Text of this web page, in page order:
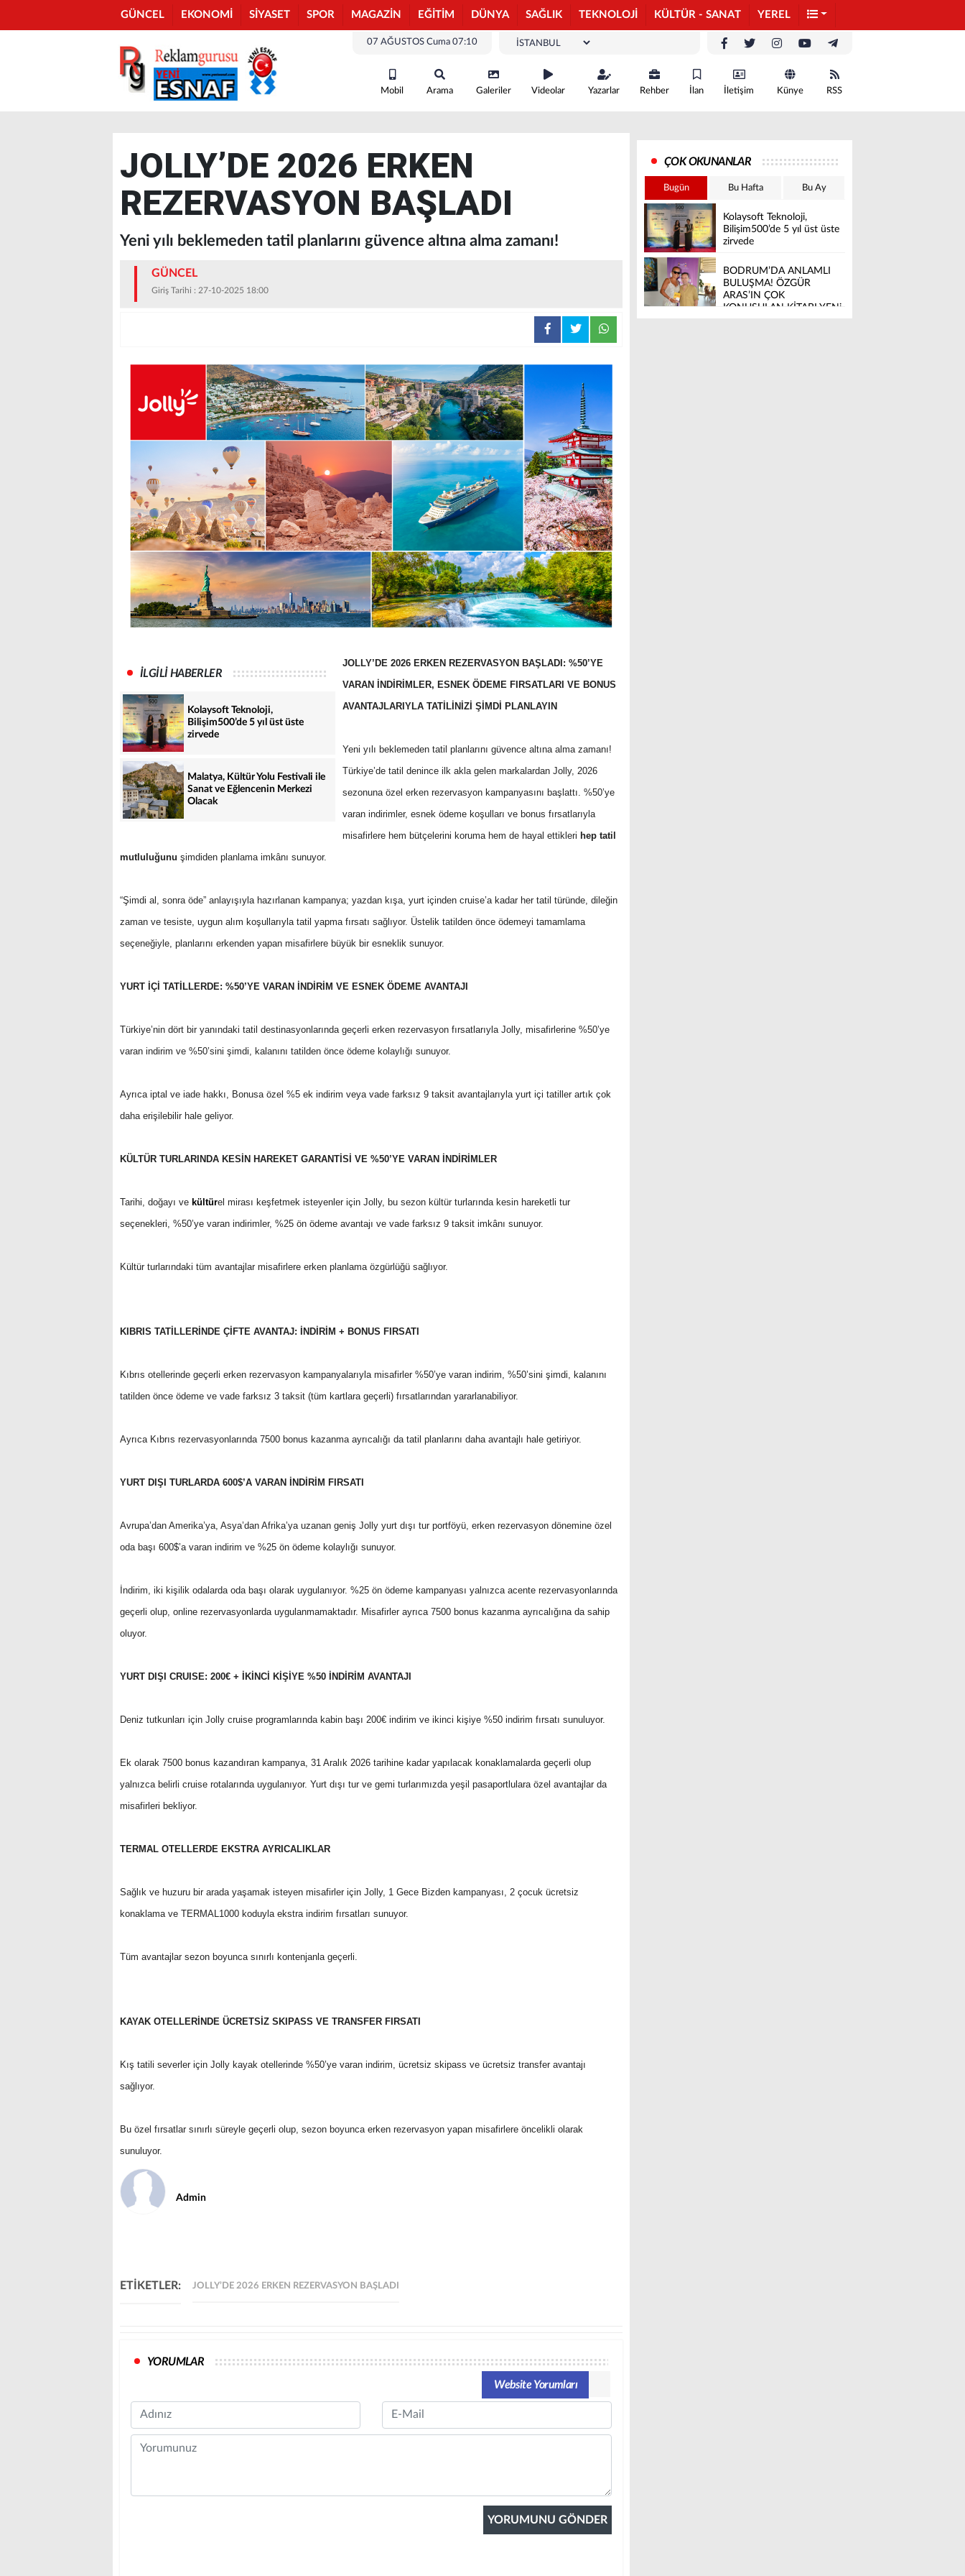
GÜNCEL EKONOMİ SİYASET SPOR MAGAZİN EĞİTİM DÜNYA SAĞLIK TEKNOLOJİ KÜLTÜR - SANAT YEREL
07 AĞUSTOS Cuma 07:10
Mobil Arama Galeriler Videolar Yazarlar Rehber İlan İletişim Künye RSS
JOLLY’DE 2026 ERKEN
REZERVASYON BAŞLADI
Yeni yılı beklemeden tatil planlarını güvence altına alma zamanı!
GÜNCEL
Giriş Tarihi : 27-10-2025 18:00
İLGİLİ HABERLER
Kolaysoft Teknoloji,
Bilişim500’de 5 yıl üst üste
zirvede
Malatya, Kültür Yolu Festivali ile
Sanat ve Eğlencenin Merkezi
Olacak
JOLLY’DE 2026 ERKEN REZERVASYON BAŞLADI: %50’YE
VARAN İNDİRİMLER, ESNEK ÖDEME FIRSATLARI VE BONUS
AVANTAJLARIYLA TATİLİNİZİ ŞİMDİ PLANLAYIN
Yeni yılı beklemeden tatil planlarını güvence altına alma zamanı!
Türkiye’de tatil denince ilk akla gelen markalardan Jolly, 2026
sezonuna özel erken rezervasyon kampanyasını başlattı. %50’ye
varan indirimler, esnek ödeme koşulları ve bonus fırsatlarıyla
misafirlere hem bütçelerini koruma hem de hayal ettikleri hep tatil
mutluluğunu şimdiden planlama imkânı sunuyor.
“Şimdi al, sonra öde” anlayışıyla hazırlanan kampanya; yazdan kışa, yurt içinden cruise’a kadar her tatil türünde, dileğin
zaman ve tesiste, uygun alım koşullarıyla tatil yapma fırsatı sağlıyor. Üstelik tatilden önce ödemeyi tamamlama
seçeneğiyle, planlarını erkenden yapan misafirlere büyük bir esneklik sunuyor.
YURT İÇİ TATİLLERDE: %50’YE VARAN İNDİRİM VE ESNEK ÖDEME AVANTAJI
Türkiye’nin dört bir yanındaki tatil destinasyonlarında geçerli erken rezervasyon fırsatlarıyla Jolly, misafirlerine %50’ye
varan indirim ve %50’sini şimdi, kalanını tatilden önce ödeme kolaylığı sunuyor.
Ayrıca iptal ve iade hakkı, Bonusa özel %5 ek indirim veya vade farksız 9 taksit avantajlarıyla yurt içi tatiller artık çok
daha erişilebilir hale geliyor.
KÜLTÜR TURLARINDA KESİN HAREKET GARANTİSİ VE %50’YE VARAN İNDİRİMLER
Tarihi, doğayı ve kültürel mirası keşfetmek isteyenler için Jolly, bu sezon kültür turlarında kesin hareketli tur
seçenekleri, %50’ye varan indirimler, %25 ön ödeme avantajı ve vade farksız 9 taksit imkânı sunuyor.
Kültür turlarındaki tüm avantajlar misafirlere erken planlama özgürlüğü sağlıyor.
KIBRIS TATİLLERİNDE ÇİFTE AVANTAJ: İNDİRİM + BONUS FIRSATI
Kıbrıs otellerinde geçerli erken rezervasyon kampanyalarıyla misafirler %50’ye varan indirim, %50’sini şimdi, kalanını
tatilden önce ödeme ve vade farksız 3 taksit (tüm kartlara geçerli) fırsatlarından yararlanabiliyor.
Ayrıca Kıbrıs rezervasyonlarında 7500 bonus kazanma ayrıcalığı da tatil planlarını daha avantajlı hale getiriyor.
YURT DIŞI TURLARDA 600$’A VARAN İNDİRİM FIRSATI
Avrupa’dan Amerika’ya, Asya’dan Afrika’ya uzanan geniş Jolly yurt dışı tur portföyü, erken rezervasyon dönemine özel
oda başı 600$’a varan indirim ve %25 ön ödeme kolaylığı sunuyor.
İndirim, iki kişilik odalarda oda başı olarak uygulanıyor. %25 ön ödeme kampanyası yalnızca acente rezervasyonlarında
geçerli olup, online rezervasyonlarda uygulanmamaktadır. Misafirler ayrıca 7500 bonus kazanma ayrıcalığına da sahip
oluyor.
YURT DIŞI CRUISE: 200€ + İKİNCİ KİŞİYE %50 İNDİRİM AVANTAJI
Deniz tutkunları için Jolly cruise programlarında kabin başı 200€ indirim ve ikinci kişiye %50 indirim fırsatı sunuluyor.
Ek olarak 7500 bonus kazandıran kampanya, 31 Aralık 2026 tarihine kadar yapılacak konaklamalarda geçerli olup
yalnızca belirli cruise rotalarında uygulanıyor. Yurt dışı tur ve gemi turlarımızda yeşil pasaportlulara özel avantajlar da
misafirleri bekliyor.
TERMAL OTELLERDE EKSTRA AYRICALIKLAR
Sağlık ve huzuru bir arada yaşamak isteyen misafirler için Jolly, 1 Gece Bizden kampanyası, 2 çocuk ücretsiz
konaklama ve TERMAL1000 koduyla ekstra indirim fırsatları sunuyor.
Tüm avantajlar sezon boyunca sınırlı kontenjanla geçerli.
KAYAK OTELLERİNDE ÜCRETSİZ SKIPASS VE TRANSFER FIRSATI
Kış tatili severler için Jolly kayak otellerinde %50’ye varan indirim, ücretsiz skipass ve ücretsiz transfer avantajı
sağlıyor.
Bu özel fırsatlar sınırlı süreyle geçerli olup, sezon boyunca erken rezervasyon yapan misafirlere öncelikli olarak
sunuluyor.
Admin
ETİKETLER: JOLLY’DE 2026 ERKEN REZERVASYON BAŞLADI
YORUMLAR
Website Yorumları
Name Email
Comment
ÇOK OKUNANLAR
Bugün Bu Hafta Bu Ay
Kolaysoft Teknoloji,
Bilişim500’de 5 yıl üst üste
zirvede
BODRUM’DA ANLAMLI
BULUŞMA! ÖZGÜR
ARAS’IN ÇOK
KONUŞULAN KİTABI YENi